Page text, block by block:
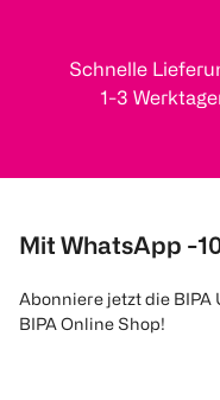
Schnelle
1-3
Mit WhatsApp -
Abonniere jetzt die BIPA
BIPA Online Shop!